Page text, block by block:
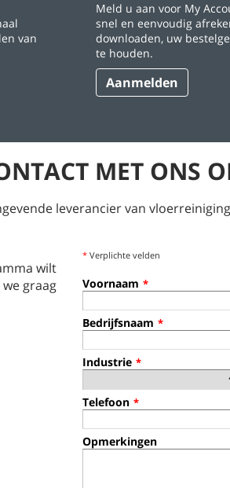
van
Meld u aan voor My
snel en eenvoudig
downloaden, uw
te houden.
Aanmelden
MET ONS
leverancier van
wilt
graag
* Verplichte velden
Voornaam *
Bedrijfsnaam *
Industrie *
Telefoon *
Opmerkingen